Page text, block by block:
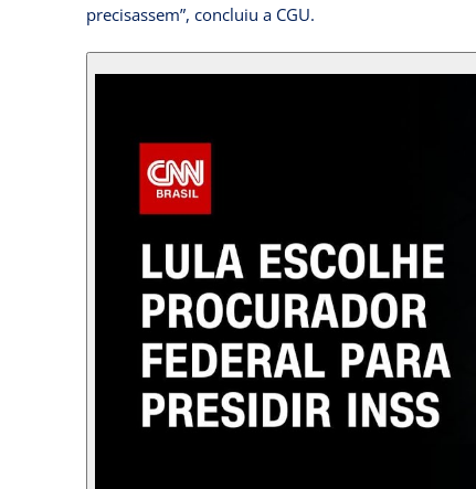
precisassem”, concluiu a CGU.